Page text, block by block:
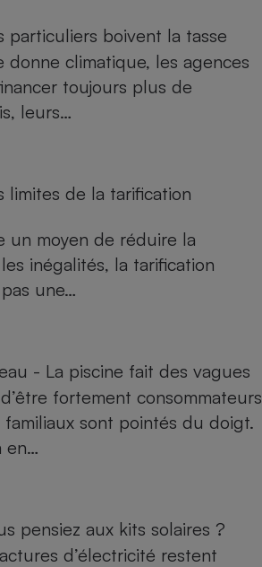
particuliers boivent la tasse
donne climatique, les agences
toujours plus de
leurs…
limites de la tarification
un moyen de réduire la
inégalités, la tarification
une…
- La piscine fait des vagues
fortement consommateurs
familiaux sont pointés du doigt.
en…
pensiez aux kits solaires ?
d’électricité restent